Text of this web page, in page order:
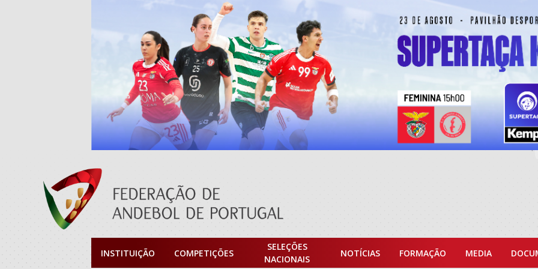
INSTITUIÇÃO COMPETIÇÕES
SELEÇÕES
NACIONAIS
NOTÍCIAS FORMAÇÃO MEDIA